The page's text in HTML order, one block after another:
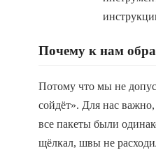
Почему к нам
Потому что мы не
сойдёт». Для нас
все пакеты были
щёлкал, швы не